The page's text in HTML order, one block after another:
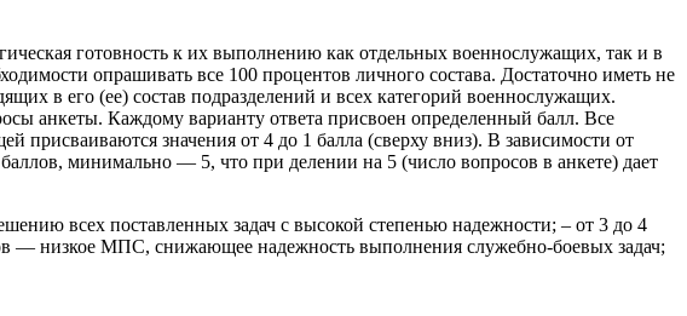
готовность к их выполнению как отдельных военнослужащих, так и в
опрашивать все 100 процентов личного состава. Достаточно иметь не
в его (ее) состав подразделений и всех категорий военнослужащих.
анкеты. Каждому варианту ответа присвоен определенный балл. Все
присваиваются значения от 4 до 1 балла (сверху вниз). В зависимости от
минимально — 5, что при делении на 5 (число вопросов в анкете) дает
всех поставленных задач с высокой степенью надежности; – от 3 до 4
— низкое МПС, снижающее надежность выполнения служебно-боевых задач;